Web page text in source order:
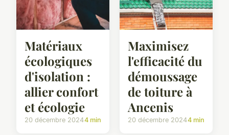
Matériaux
écologiques
d'isolation :
allier confort
et écologie
20 décembre 20244 min
Maximisez
l'efficacité du
démoussage
de toiture à
Ancenis
20 décembre 20244 min